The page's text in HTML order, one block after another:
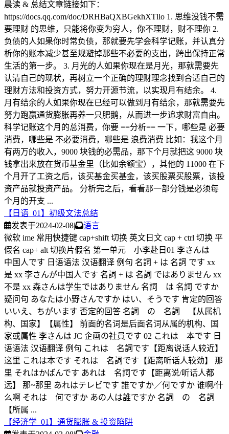
晨读 & 总结文章链接如下：
https://docs.qq.com/doc/DRHBaQXBGekhXTllo 1. 思维没钱不需
要理财 的思维，只能将你变为穷人，你不理财，财不理你 2.
负债的人如果你时常负债，那就要先学会科学记账，并认真分
析你的账本减少甚至规避掉那些不必要的支出，跨出保持正常
生活的第一步。 3. 月光的人如果你现在是月光，那就需要先
认清自己的现状，再树立一个正确的理财理念找到合适自己的
理财方法和投资方式，努力开源节流，以实现月有结余。 4.
月有结余的人如果你现在已经可以做到月有结余，那就需要先
努力跑赢通货膨胀再养一只肥鹅，从而进一步追求财富自由。
科学记账这个月的总消费，你要 ==分析== 一下，哪些是 必要
消费，哪些是 不必要消费，哪些是 浪费消费 比如：我这个月
有两万的收入，9000 块钱的必需品，那下个月就把这 9000 块
钱拿出来放在货币基金里（比如余额宝），其他的 11000 在下
个月开了工资之后，该买基金买基金，该买股票买股票，该投
资产品就投资产品。 分析完之后，看看那一部分钱是必须每
个月的开支 ...
【日语_01】初级文法总结
发表于2024-02-08|
语言
微软 ime 常用快捷键 cap+shift 切换 英文日文 cap + ctrl 切换 平
假名 cap+ alt 切换片假名 第一单元 小李赴日01 李さんは
中国人です 日语语法 汉语翻译 例句 名詞 + は 名詞 です xx
是 xx 李さんが中国人です 名詞 + は 名詞 ではありません xx
不是 xx 森さんは学生ではありません 名詞 は 名詞 ですか
疑问句 あなたは小野さんですか はい、そうです 肯定的回答
いいえ、ちがいます 否定的回答 名詞 の 名詞 【从属机
构、国家】【属性】 前面的名词是后面名词从属的机构、国
家或属性 李さんは JC 企画の社員です 02 これは 本です 日
语语法 汉语翻译 例句 これは 名詞です【距离说话人较近】
这里 これは本です それは 名詞です【距离听话人较劲】 那
里 それはかばんです あれは 名詞です【距离说/听话人都
远】 那~那里 あれはテレビです 誰ですか／何ですか 谁啊/什
么啊 それは 何ですか あの人は誰ですか 名詞 の 名詞
【所属 ...
【经济学_01】通货膨胀 & 投资陷阱